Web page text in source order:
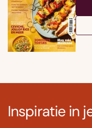
Inspiratie in